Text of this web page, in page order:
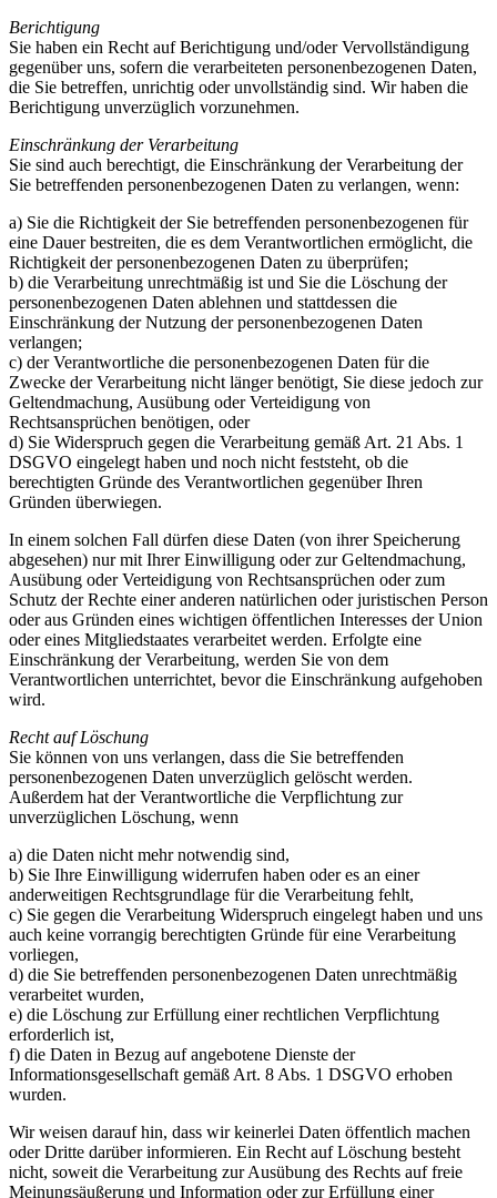
Berichtigung
Sie haben ein Recht auf Berichtigung und/oder Vervollständigung
gegenüber uns, sofern die verarbeiteten personenbezogenen Daten,
die Sie betreffen, unrichtig oder unvollständig sind. Wir haben die
Berichtigung unverzüglich vorzunehmen.
Einschränkung der Verarbeitung
Sie sind auch berechtigt, die Einschränkung der Verarbeitung der
Sie betreffenden personenbezogenen Daten zu verlangen, wenn:
a) Sie die Richtigkeit der Sie betreffenden personenbezogenen für
eine Dauer bestreiten, die es dem Verantwortlichen ermöglicht, die
Richtigkeit der personenbezogenen Daten zu überprüfen;
b) die Verarbeitung unrechtmäßig ist und Sie die Löschung der
personenbezogenen Daten ablehnen und stattdessen die
Einschränkung der Nutzung der personenbezogenen Daten
verlangen;
c) der Verantwortliche die personenbezogenen Daten für die
Zwecke der Verarbeitung nicht länger benötigt, Sie diese jedoch zur
Geltendmachung, Ausübung oder Verteidigung von
Rechtsansprüchen benötigen, oder
d) Sie Widerspruch gegen die Verarbeitung gemäß Art. 21 Abs. 1
DSGVO eingelegt haben und noch nicht feststeht, ob die
berechtigten Gründe des Verantwortlichen gegenüber Ihren
Gründen überwiegen.
In einem solchen Fall dürfen diese Daten (von ihrer Speicherung
abgesehen) nur mit Ihrer Einwilligung oder zur Geltendmachung,
Ausübung oder Verteidigung von Rechtsansprüchen oder zum
Schutz der Rechte einer anderen natürlichen oder juristischen Person
oder aus Gründen eines wichtigen öffentlichen Interesses der Union
oder eines Mitgliedstaates verarbeitet werden. Erfolgte eine
Einschränkung der Verarbeitung, werden Sie von dem
Verantwortlichen unterrichtet, bevor die Einschränkung aufgehoben
wird.
Recht auf Löschung
Sie können von uns verlangen, dass die Sie betreffenden
personenbezogenen Daten unverzüglich gelöscht werden.
Außerdem hat der Verantwortliche die Verpflichtung zur
unverzüglichen Löschung, wenn
a) die Daten nicht mehr notwendig sind,
b) Sie Ihre Einwilligung widerrufen haben oder es an einer
anderweitigen Rechtsgrundlage für die Verarbeitung fehlt,
c) Sie gegen die Verarbeitung Widerspruch eingelegt haben und uns
auch keine vorrangig berechtigten Gründe für eine Verarbeitung
vorliegen,
d) die Sie betreffenden personenbezogenen Daten unrechtmäßig
verarbeitet wurden,
e) die Löschung zur Erfüllung einer rechtlichen Verpflichtung
erforderlich ist,
f) die Daten in Bezug auf angebotene Dienste der
Informationsgesellschaft gemäß Art. 8 Abs. 1 DSGVO erhoben
wurden.
Wir weisen darauf hin, dass wir keinerlei Daten öffentlich machen
oder Dritte darüber informieren. Ein Recht auf Löschung besteht
nicht, soweit die Verarbeitung zur Ausübung des Rechts auf freie
Meinungsäußerung und Information oder zur Erfüllung einer